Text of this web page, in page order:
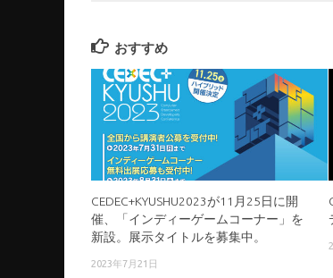
おすすめ
CEDEC+KYUSHU2023が11月25日に開
催、「インディーゲームコーナー」を
新設。展示タイトルを募集中。
2023年7月21日